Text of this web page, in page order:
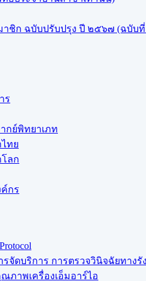
าชิก ฉบับปรับปรุง ปี ๒๕๖๗ (ฉบับ
ร
กย์พิทยาเภท
ทย
ลก
กร
จัดบริการ การตรวจวินิจฉัยทางรัง
าพเครื่องเอ็มอาร์ไอ